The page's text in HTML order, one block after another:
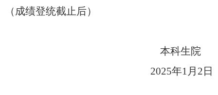
（成绩登统截止后）
本科生院
2025年1月 2 日